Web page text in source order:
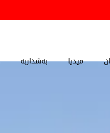
میدیا بەشداربە